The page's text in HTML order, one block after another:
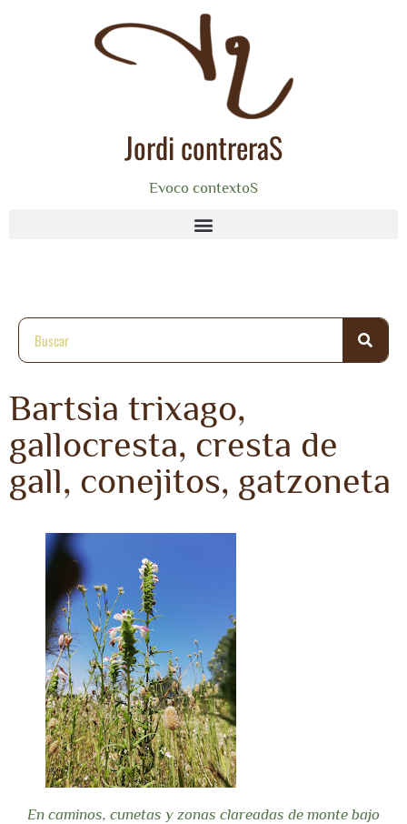
Jordi contreraS
Evoco contextoS
Bartsia trixago,
gallocresta, cresta de
gall, conejitos, gatzoneta
En caminos, cunetas y zonas clareadas de monte bajo